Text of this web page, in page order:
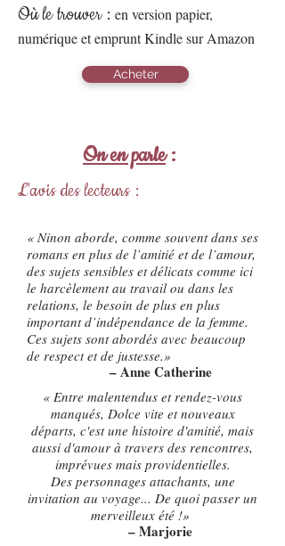
Où le trouver : en version papier,
numérique et emprunt Kindle sur Amazon
Acheter
On en parle:
L'avis des lecteurs :
« Ninon aborde, comme souvent dans ses
romans en plus de l’amitié et de l’amour,
des sujets sensibles et délicats comme ici
le harcèlement au travail ou dans les
relations, le besoin de plus en plus
important d’indépendance de la femme.
Ces sujets sont abordés avec beaucoup
de respect et de justesse.»
– Anne Catherine
« Entre malentendus et rendez-vous
manqués, Dolce vite et nouveaux
départs, c'est une histoire d'amitié, mais
aussi d'amour à travers des rencontres,
imprévues mais providentielles.
Des personnages attachants, une
invitation au voyage... De quoi passer un
merveilleux été !»
– Marjorie